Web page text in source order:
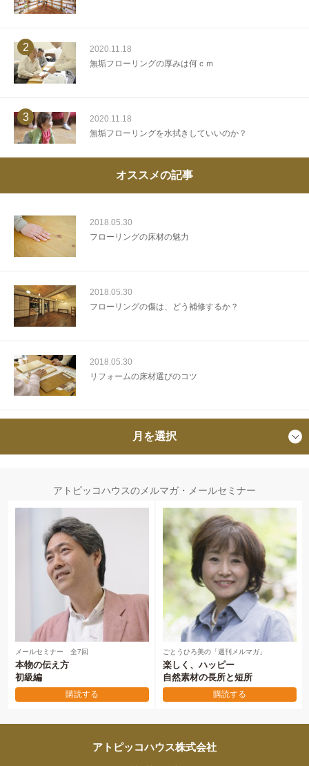
2
2020.11.18
無垢フローリングの厚みは何ｃｍ
3
2020.11.18
無垢フローリングを水拭きしていいのか？
オススメの記事
2018.05.30
フローリングの床材の魅力
2018.05.30
フローリングの傷は、どう補修するか？
2018.05.30
リフォームの床材選びのコツ
月を選択
アトピッコハウスのメルマガ・メールセミナー
メールセミナー 全7回
本物の伝え方
初級編
購読する
ごとうひろ美の「週刊メルマガ」
楽しく、ハッピー
自然素材の長所と短所
購読する
アトピッコハウス株式会社